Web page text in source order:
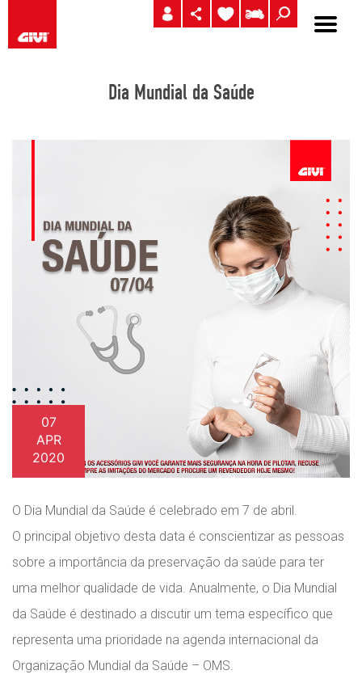
Dia Mundial da Saúde
07
APR
2020
O Dia Mundial da Saúde é celebrado em 7 de abril.
O principal objetivo desta data é conscientizar as pessoas
sobre a importância da preservação da saúde para ter
uma melhor qualidade de vida. Anualmente, o Dia Mundial
da Saúde é destinado a discutir um tema específico que
representa uma prioridade na agenda internacional da
Organização Mundial da Saúde – OMS.